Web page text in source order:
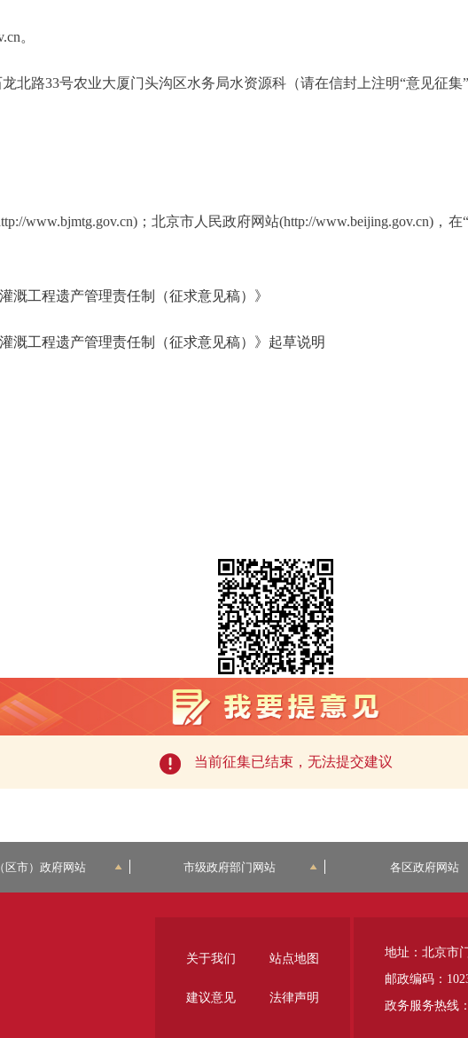
.cn。
龙北路33号农业大厦门头沟区水务局水资源科 （请在信封上注明“意见征集
www.bjmtg.gov.cn)；北京市人民政府网站(http://www.beijing.gov.cn)，
溉工程遗产管理责任制（征求意见稿）》
溉工程遗产管理责任制（征求意见稿）》起草说明
当前征集已结束，无法提交建议
区市）政府网站 市级政府部门网站 各区政府网站
地址：北京市
邮政编码：
政务服务热线
关于我们 站点地图
建议意见 法律声明